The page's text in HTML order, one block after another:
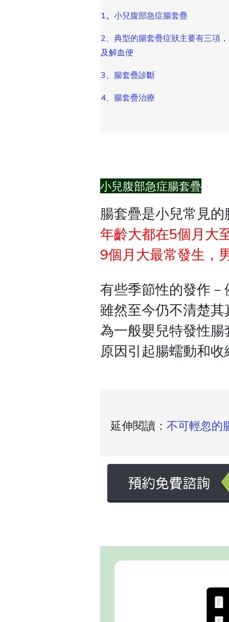
1、小兒腹部急症腸套疊
2、典型的腸套疊症狀主要有三項
及解血便
3、腸套疊診斷
4、腸套疊治療
小兒腹部急症腸套疊
腸套疊是小兒常見
年齡大都在5個月大
9個月大最常發生，
有些季節性的發作
雖然至今仍不清楚
為一般嬰兒特發性
原因引起腸蠕動和
延伸閱讀：不可輕忽的